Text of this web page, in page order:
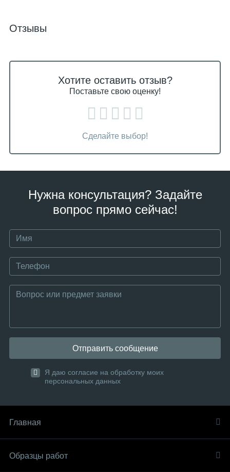
Отзывы
Хотите оставить отзыв?
Поставьте свою оценку!
Сделайте выбор!
Нужна консультация? Задайте
вопрос прямо сейчас!
Отправить сообщение
Я даю согласие на обработку моих
персональных данных
Главная
Образцы работ